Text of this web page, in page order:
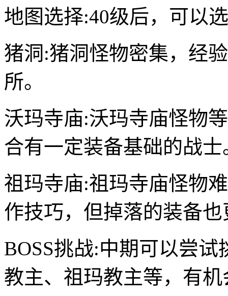
地图选择:40级后，可以
猪洞:猪洞怪物密集，经
所。
沃玛寺庙:沃玛寺庙怪物
合有一定装备基础的战士
祖玛寺庙:祖玛寺庙怪物
作技巧，但掉落的装备也
BOSS挑战:中期可以尝
教主、祖玛教主等，有